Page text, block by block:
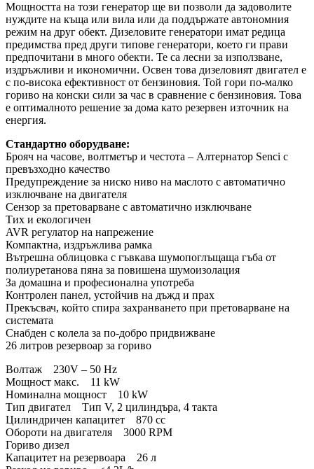
Мощността на този генератор ще ви позволи да задоволите
нуждите на къща или вила или да поддържате автономния
режим на друг обект. Дизеловите генератори имат редица
предимства пред други типове генератори, което ги прави
предпочитани в много обекти. Те са лесни за използване,
издръжливи и икономични. Освен това дизеловият двигател е
с по-висока ефективност от бензиновия. Той гори по-малко
гориво на конски сили за час в сравнение с бензиновия. Това
е оптималното решение за дома като резервен източник на
енергия.
Стандартно оборудване:
Брояч на часове, волтметър и честота – Алтернатор Senci с
превъзходно качество
Предупреждение за ниско ниво на маслото с автоматично
изключване на двигателя
Сензор за претоварване с автоматично изключване
Тих и екологичен
AVR регулатор на напрежение
Компактна, издръжлива рамка
Вътрешна облицовка с гъвкава шумопоглъщаща гъба от
полиуретанова пяна за повишена шумоизолация
За домашна и професионална употреба
Контролен панел, устойчив на дъжд и прах
Прекъсвач, който спира захранването при претоварване на
системата
Снабден с колела за по-добро придвижване
26 литров резервоар за гориво
Волтаж 230V – 50 Hz
Мощност макс. 11 kW
Номинална мощност 10 kW
Тип двигател Тип V, 2 цилиндъра, 4 такта
Цилиндричен капацитет 870 cc
Обороти на двигателя 3000 RPM
Гориво дизел
Капацитет на резервоара 26 л